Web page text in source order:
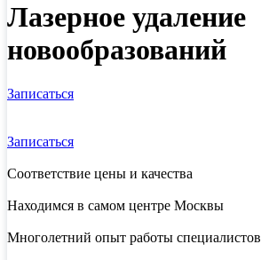
Лазерное удаление
новообразований
Записаться
Записаться
Соответствие цены и качества
Находимся в самом центре Москвы
Многолетний опыт работы специалистов